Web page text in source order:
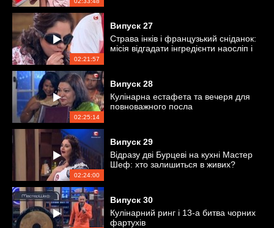
02:21:57
Випуск 27
Страва інків і французький сніданок:
місія відгадати інгредієнти наосліп і
02:25:14
Випуск 28
Кулінарна естафета та вечеря для
повноважного посла
02:24:00
Випуск 29
Відразу дві Бурцеві на кухні Мастер
Шеф: хто залишиться в живих?
Випуск 30
Кулінарний ринг і 13-а битва чорних
фартухів